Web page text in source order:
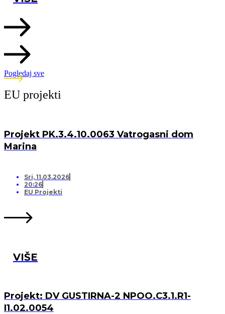
Pogledaj sve
EU projekti
Projekt PK.3.4.10.0063 Vatrogasni dom
Marina
Sri, 11.03.2026
20:26
EU Projekti
VIŠE
Projekt: DV GUSTIRNA-2 NPOO.C3.1.R1-
I1.02.0054